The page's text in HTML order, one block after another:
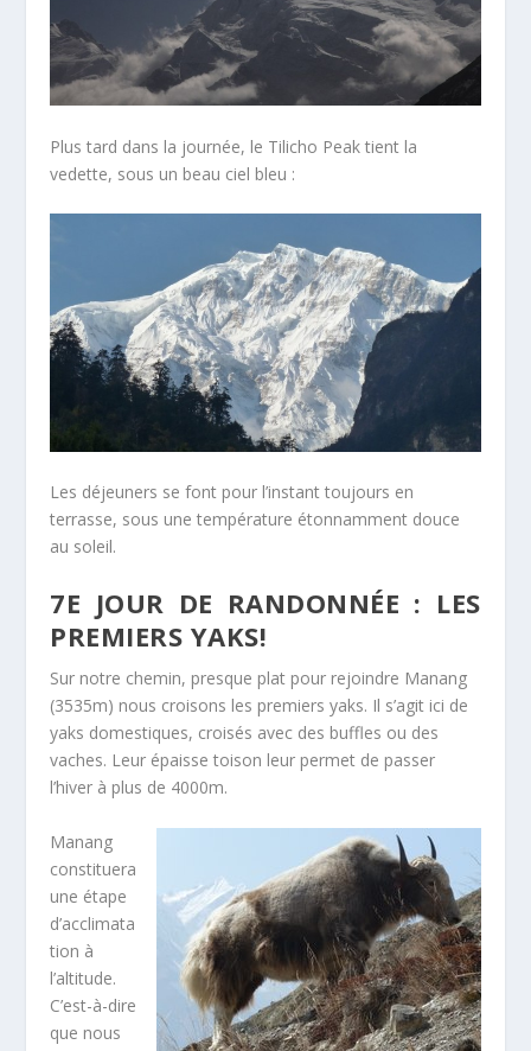
Plus tard dans la journée, le Tilicho Peak tient la
vedette, sous un beau ciel bleu :
Les déjeuners se font pour l’instant toujours en
terrasse, sous une température étonnamment douce
au soleil.
7E JOUR DE RANDONNÉE : LES
PREMIERS YAKS!
Sur notre chemin, presque plat pour rejoindre Manang
(3535m) nous croisons les premiers yaks. Il s’agit ici de
yaks domestiques, croisés avec des buffles ou des
vaches. Leur épaisse toison leur permet de passer
l’hiver à plus de 4000m.
Manang
constituera
une étape
d’acclimata
tion à
l’altitude.
C’est-à-dire
que nous